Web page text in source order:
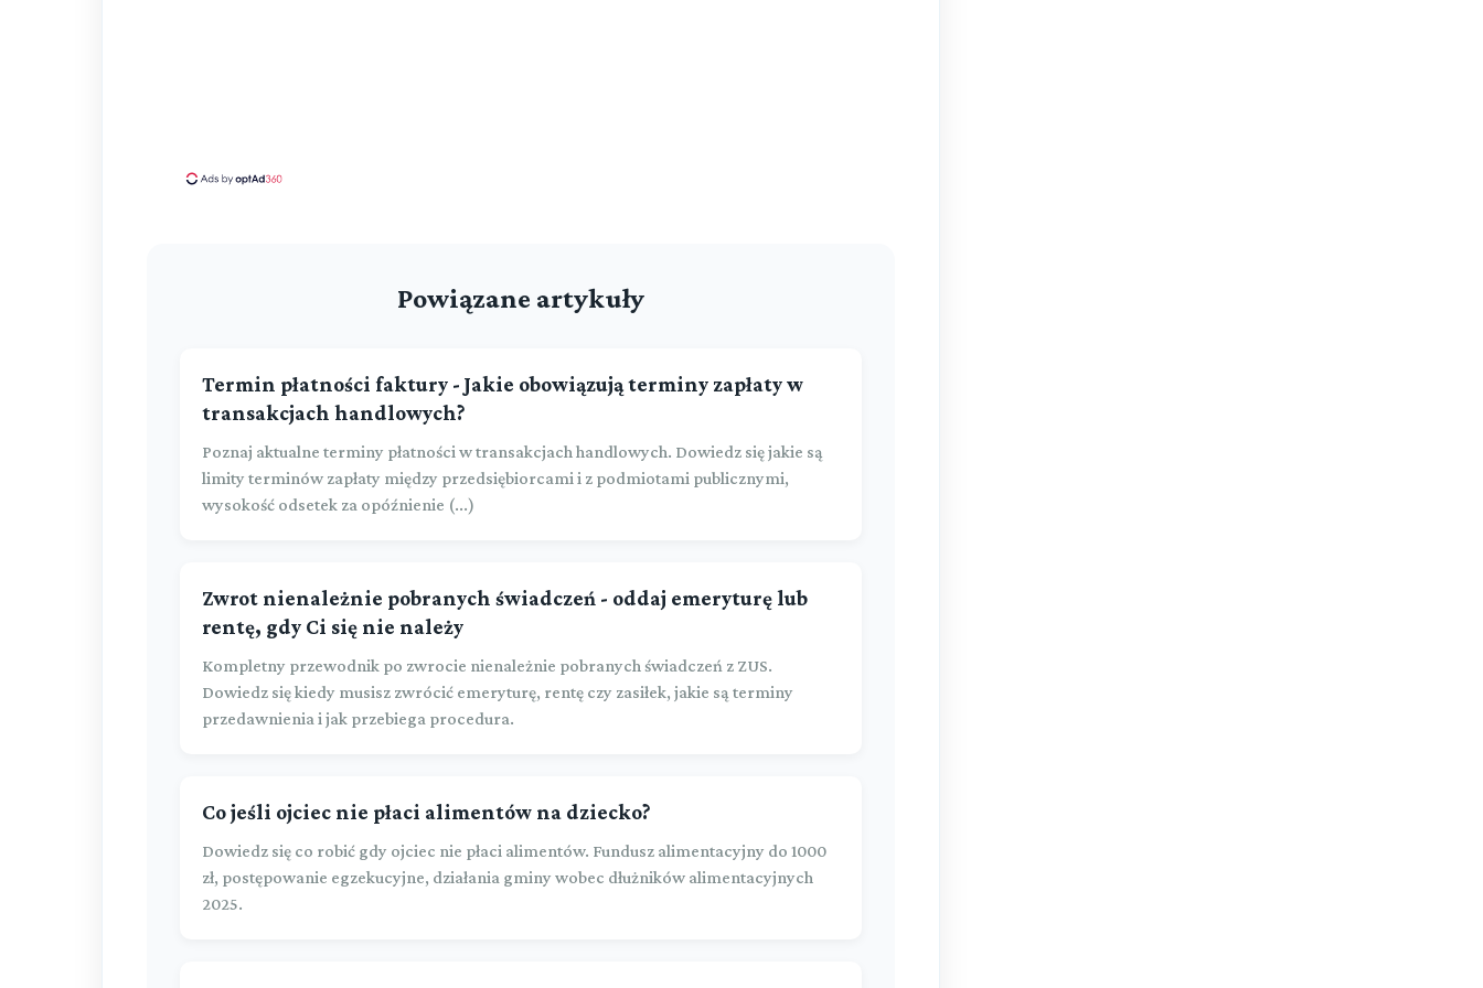
Powiązane artykuły
Termin płatności faktury - Jakie obowiązują terminy zapłaty w
transakcjach handlowych?
Poznaj aktualne terminy płatności w transakcjach handlowych. Dowiedz się jakie są
limity terminów zapłaty między przedsiębiorcami i z podmiotami publicznymi,
wysokość odsetek za opóźnienie (...)
Zwrot nienależnie pobranych świadczeń - oddaj emeryturę lub
rentę, gdy Ci się nie należy
Kompletny przewodnik po zwrocie nienależnie pobranych świadczeń z ZUS.
Dowiedz się kiedy musisz zwrócić emeryturę, rentę czy zasiłek, jakie są terminy
przedawnienia i jak przebiega procedura.
Co jeśli ojciec nie płaci alimentów na dziecko?
Dowiedz się co robić gdy ojciec nie płaci alimentów. Fundusz alimentacyjny do 1000
zł, postępowanie egzekucyjne, działania gminy wobec dłużników alimentacyjnych
2025.